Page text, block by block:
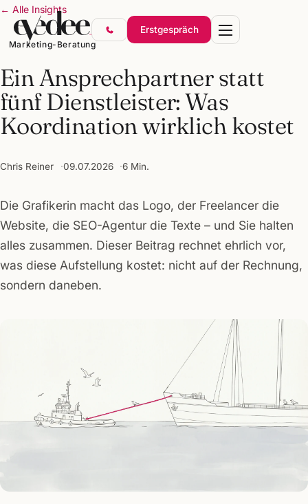
Erstgespräch
Marke & Design
Websites & Shops
SEO & KI-Sichtbarkeit
Gründerpakete
← Alle Insights
Marketing-Beratung
Ein Ansprechpartner statt
fünf Dienstleister: Was
Koordination wirklich kostet
Chris Reiner 09.07.2026 6 Min.
Die Grafikerin macht das Logo, der Freelancer die
Website, die SEO-Agentur die Texte – und Sie halten
alles zusammen. Dieser Beitrag rechnet ehrlich vor,
was diese Aufstellung kostet: nicht auf der Rechnung,
sondern daneben.